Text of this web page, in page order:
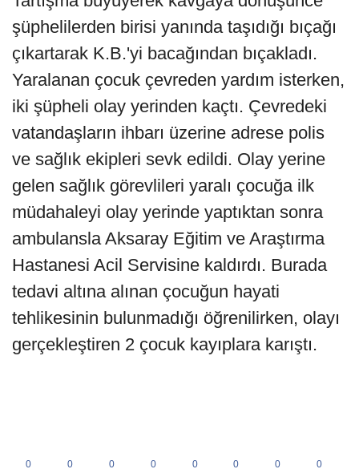
şüphelilerden birisi yanında taşıdığı bıçağı
çıkartarak K.B.'yi bacağından bıçakladı.
Yaralanan çocuk çevreden yardım isterken,
iki şüpheli olay yerinden kaçtı. Çevredeki
vatandaşların ihbarı üzerine adrese polis
ve sağlık ekipleri sevk edildi. Olay yerine
gelen sağlık görevlileri yaralı çocuğa ilk
müdahaleyi olay yerinde yaptıktan sonra
ambulansla Aksaray Eğitim ve Araştırma
Hastanesi Acil Servisine kaldırdı. Burada
tedavi altına alınan çocuğun hayati
tehlikesinin bulunmadığı öğrenilirken, olayı
gerçekleştiren 2 çocuk kayıplara karıştı.